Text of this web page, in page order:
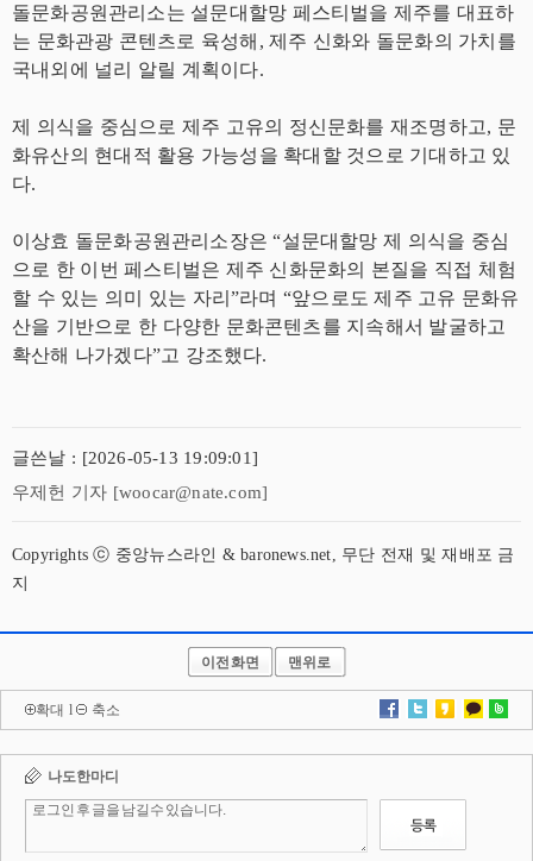
돌문화공원관리소는 설문대할망 페스티벌을 제주를 대표하
는 문화관광 콘텐츠로 육성해, 제주 신화와 돌문화의 가치를
국내외에 널리 알릴 계획이다.
제 의식을 중심으로 제주 고유의 정신문화를 재조명하고, 문
화유산의 현대적 활용 가능성을 확대할 것으로 기대하고 있
다.
이상효 돌문화공원관리소장은 “설문대할망 제 의식을 중심
으로 한 이번 페스티벌은 제주 신화문화의 본질을 직접 체험
할 수 있는 의미 있는 자리”라며 “앞으로도 제주 고유 문화유
산을 기반으로 한 다양한 문화콘텐츠를 지속해서 발굴하고
확산해 나가겠다”고 강조했다.
글쓴날 : [2026-05-13 19:09:01]
우제헌 기자 [woocar@nate.com]
Copyrights ⓒ 중앙뉴스라인 & baronews.net, 무단 전재 및 재배포 금
지
이전화면 맨위로
확대 l 축소